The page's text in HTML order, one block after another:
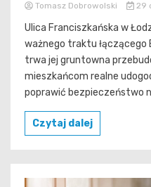
Tomasz Dobrowolski 29
Ulica Franciszkańska w
ważnego traktu łączącego
trwa jej gruntowna
mieszkańcom realne
poprawić bezpieczeństwo
Czytaj dalej